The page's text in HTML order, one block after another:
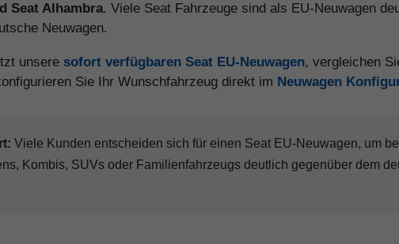
Seat Alhambra. Viele Seat Fahrzeuge sind als EU-Neuwagen
Neuwagen.
unsere sofort verfügbaren Seat EU-Neuwagen, vergleichen
Sie Ihr Wunschfahrzeug direkt im Neuwagen
Viele Kunden entscheiden sich für einen Seat EU-Neuwagen, um
Kombis, SUVs oder Familienfahrzeugs deutlich gegenüber dem